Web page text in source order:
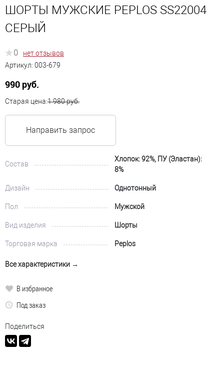
ШОРТЫ МУЖСКИЕ PEPLOS SS22004
СЕРЫЙ
0
нет отзывов
Артикул: 003-679
990 руб.
Старая цена:1 980 руб.
Направить запрос
Состав
Хлопок: 92%, ПУ (Эластан):
8%
Дизайн Однотонный
Пол Мужской
Вид изделия Шорты
Торговая марка Peplos
Все характеристики →
В избранное
Под заказ
Поделиться